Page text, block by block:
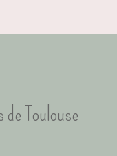
Toulouse